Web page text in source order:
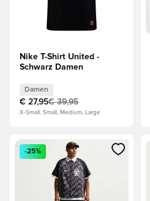
Nike T-Shirt United -
Schwarz Damen
Damen
€ 27,95€ 39,95
X-Small, Small, Medium, Large
Öffnet ein Fenster zum
-25%